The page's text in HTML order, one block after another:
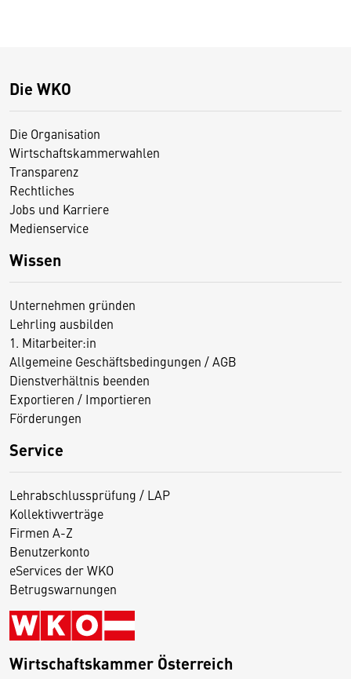
Die WKO
Die Organisation
Wirtschaftskammerwahlen
Transparenz
Rechtliches
Jobs und Karriere
Medienservice
Wissen
Unternehmen gründen
Lehrling ausbilden
1. Mitarbeiter:in
Allgemeine Geschäftsbedingungen / AGB
Dienstverhältnis beenden
Exportieren / Importieren
Förderungen
Service
Lehrabschlussprüfung / LAP
Kollektivverträge
Firmen A-Z
Benutzerkonto
eServices der WKO
Betrugswarnungen
Wirtschaftskammer Österreich